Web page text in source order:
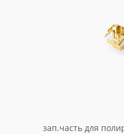
зап.часть для